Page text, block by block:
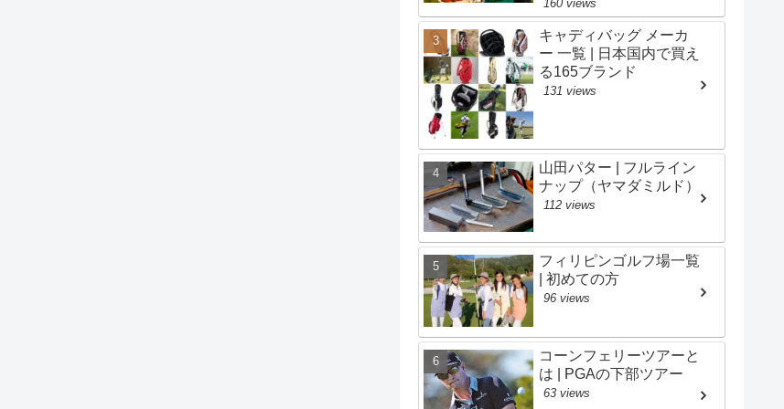
160 views
キャディバッグ メーカ
ー 一覧 | 日本国内で買え
る165ブランド
131 views
山田パター | フルライン
ナップ（ヤマダミルド）
112 views
フィリピンゴルフ場一覧
| 初めての方
96 views
コーンフェリーツアーと
は | PGAの下部ツアー
63 views